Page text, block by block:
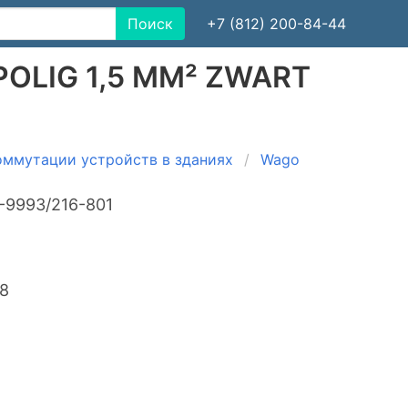
Поиск +7 (812) 200-84-44
1,5 MM² ZWART
устройств в зданиях Wago
9993/216-801